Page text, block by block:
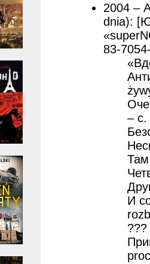
2004 –
dnia):
83-
– с.
Там
И